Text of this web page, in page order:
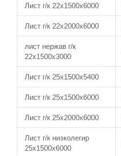
Лист г/к 22x1500x6000
Лист г/к 22x2000x6000
лист нержав г/к
22x1500x3000
Лист г/к 25x1500x5400
Лист г/к 25x1500x6000
Лист г/к 25x2000x6000
Лист г/к низколегир
25x1500x6000